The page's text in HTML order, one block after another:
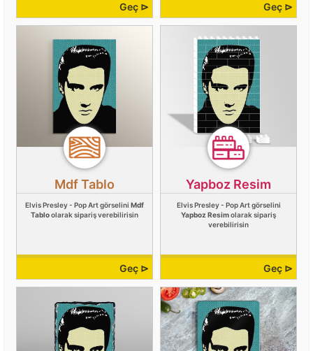
Geç ⊳ Geç ⊳
Mdf Tablo
Elvis Presley - Pop Art görselini Mdf
Tabloolarak sipariş verebilirisin
Geç ⊳
Yapboz Resim
Elvis Presley - Pop Art görselini
Yapboz Resimolarak sipariş
verebilirisin
Geç ⊳